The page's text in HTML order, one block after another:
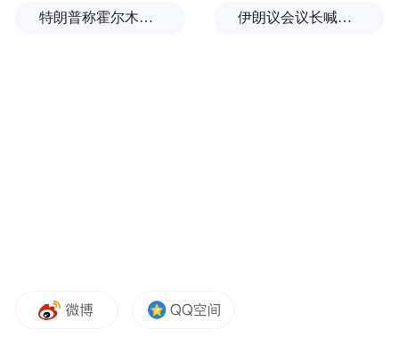
消息面上，比特币即将在4月20日左右迎来减
特朗普称霍尔木兹海峡协议尚未达成，正参与相关谈判 伊朗议会议长喊话：别再作秀了！